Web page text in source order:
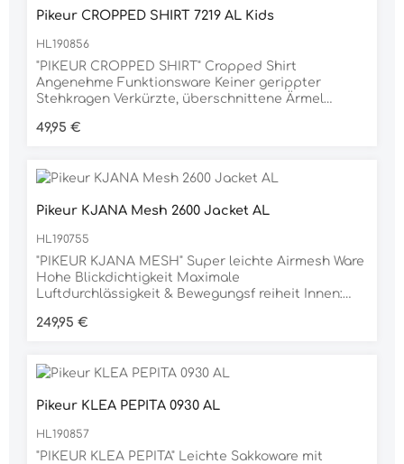
Pikeur CROPPED SHIRT 7219 AL Kids
HL190856
"PIKEUR CROPPED SHIRT" Cropped Shirt
Angenehme Funktionsware Keiner gerippter
Stehkragen Verkürzte, überschnittene Ärmel
erhabenes Labeling auf dem Vorder-und
Regulärer Preis:
49,95 €
Pikeur KJANA Mesh 2600 Jacket AL
HL190755
"PIKEUR KJANA MESH" Super leichte Airmesh Ware
Hohe Blickdichtigkeit Maximale
Luftdurchlässigkeit & Bewegungsf reiheit Innen:
leicht eckiger Saum vorne Kragen, Revers und
der Kante, Matt-Glanzeffekt Ärmellogo, Matt-
Material 60% POLYAMID, 40% ELASTAN
Regulärer Preis:
249,95 €
Pikeur KLEA PEPITA 0930 AL
HL190857
"PIKEUR KLEA PEPITA" Leichte Sakkoware mit